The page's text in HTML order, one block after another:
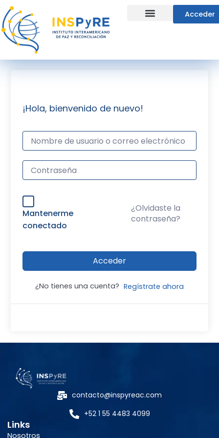
al
contenido
Acceder
¡Hola, bienvenido de nuevo!
Mantenerme
conectado
¿Olvidaste la
contraseña?
Acceder
¿No tienes una cuenta? Regístrate ahora
contacto@inspyreac.com
+52 1 55 4483 4099
Links
Nosotros